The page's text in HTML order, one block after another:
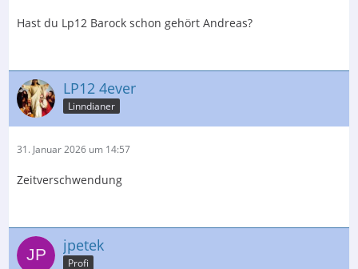
Hast du Lp12 Barock schon gehört Andreas?
LP12 4ever
Linndianer
31. Januar 2026 um 14:57
Zeitverschwendung
jpetek
Profi